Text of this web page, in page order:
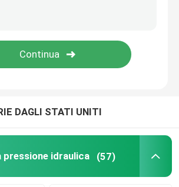
motore diesel del colpo
DAGLI STATI UNITI
pressione idraulica (57)